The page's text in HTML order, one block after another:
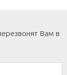
Вам в